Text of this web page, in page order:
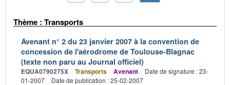
Thème : Transports
Avenant n° 2 du 23 janvier 2007 à la convention de
concession de l'aérodrome de Toulouse-Blagnac
(texte non paru au Journal officiel)
EQUA0790275X Transports Avenant
Date de signature : 23-
01-2007
Date de publication : 25-02-2007